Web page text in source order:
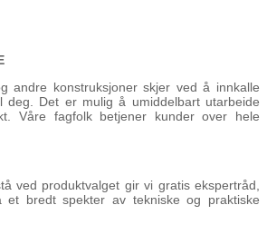
andre konstruksjoner skjer ved å innkalle
deg. Det er mulig å umiddelbart utarbeide
Våre fagfolk betjener kunder over hele
ved produktvalget gir vi gratis ekspertråd,
bredt spekter av tekniske og praktiske